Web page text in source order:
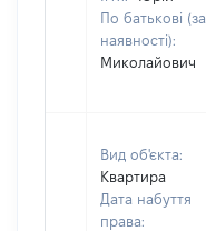
По батькові (за
наявності):
Миколайович
Вид об'єкта:
Квартира
Дата набуття
права: